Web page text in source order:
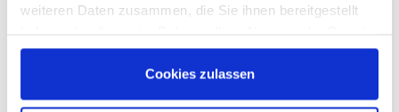
weiteren Daten zusammen, die Sie ihnen bereitgestellt
gesammelt haben.
Cookies zulassen
Die nächsten Termine